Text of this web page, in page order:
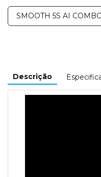
SMOOTH 5S AI
Descrição